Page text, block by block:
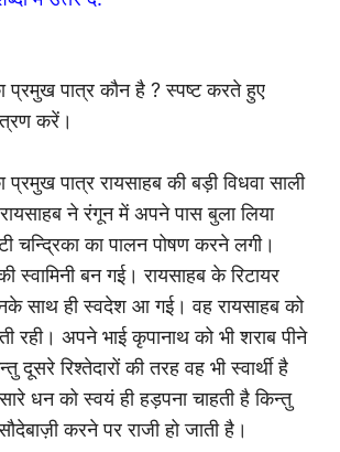
प्रमुख पात्र कौन है ? स्पष्ट करते हुए
करें।
प्रमुख पात्र रायसाहब की बड़ी विधवा साली
ने रंगून में अपने पास बुला लिया
चन्द्रिका का पालन पोषण करने लगी।
स्वामिनी बन गई। रायसाहब के रिटायर
साथ ही स्वदेश आ गई। वह रायसाहब को
रही। अपने भाई कृपानाथ को भी शराब पीने
दूसरे रिश्तेदारों की तरह वह भी स्वार्थी है
धन को स्वयं ही हड़पना चाहती है किन्तु
करने पर राजी हो जाती है।